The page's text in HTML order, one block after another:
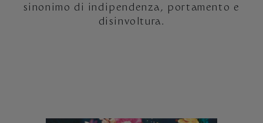
sinonimo di indipendenza, portamento e
disinvoltura.